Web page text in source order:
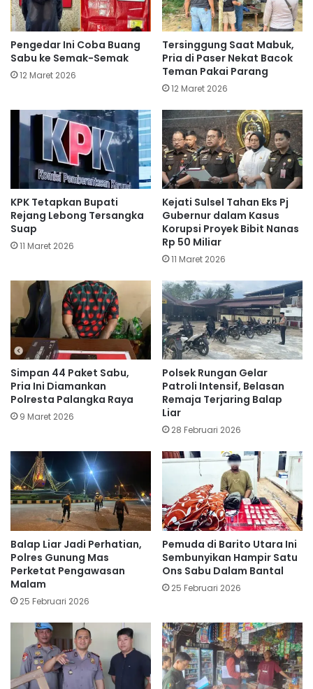
Pengedar Ini Coba Buang
Sabu ke Semak-Semak
12 Maret 2026
Tersinggung Saat Mabuk,
Pria di Paser Nekat Bacok
Teman Pakai Parang
12 Maret 2026
KPK Tetapkan Bupati
Rejang Lebong Tersangka
Suap
11 Maret 2026
Kejati Sulsel Tahan Eks Pj
Gubernur dalam Kasus
Korupsi Proyek Bibit Nanas
Rp 50 Miliar
11 Maret 2026
Simpan 44 Paket Sabu,
Pria Ini Diamankan
Polresta Palangka Raya
9 Maret 2026
Polsek Rungan Gelar
Patroli Intensif, Belasan
Remaja Terjaring Balap
Liar
28 Februari 2026
Balap Liar Jadi Perhatian,
Polres Gunung Mas
Perketat Pengawasan
Malam
25 Februari 2026
Pemuda di Barito Utara Ini
Sembunyikan Hampir Satu
Ons Sabu Dalam Bantal
25 Februari 2026